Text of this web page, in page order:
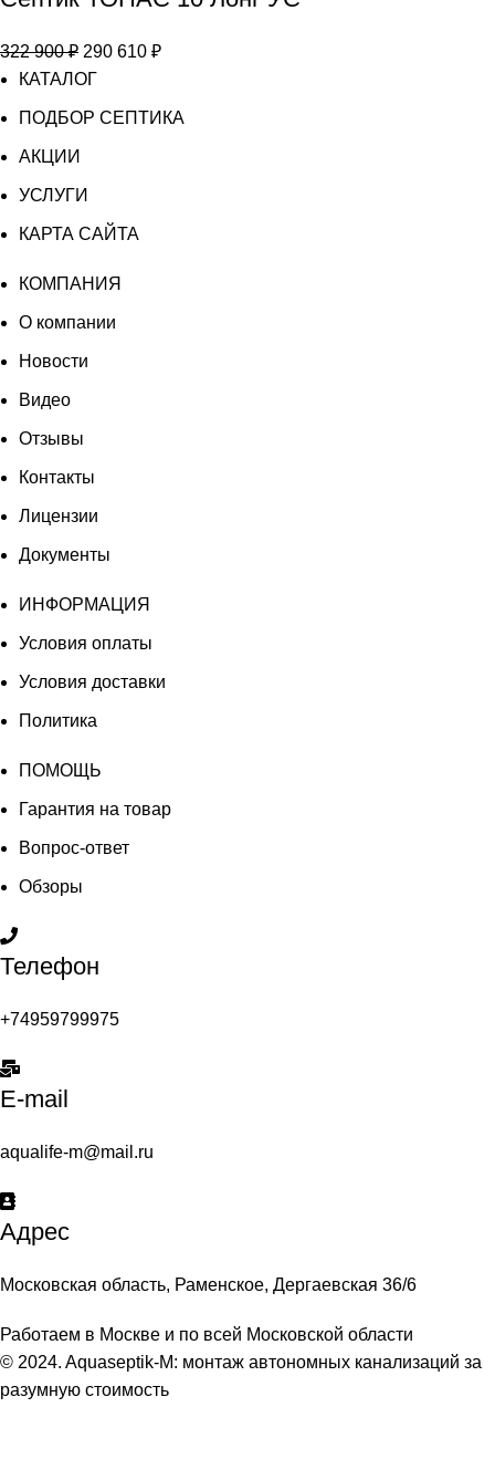
10
Лонг
УС
322 900₽ Первоначальная
цена
290 610 ₽Текущая
КАТАЛОГ
ПОДБОР СЕПТИКА
АКЦИИ
УСЛУГИ
КАРТА САЙТА
КОМПАНИЯ
О компании
Новости
Видео
Отзывы
Контакты
Лицензии
Документы
ИНФОРМАЦИЯ
Условия оплаты
Условия доставки
Политика
ПОМОЩЬ
Гарантия на товар
Вопрос-ответ
Обзоры
Телефон
+74959799975
E-mail
aqualife-m@mail.ru
Адрес
Московская область, Раменское, Дергаевская 36/6
Работаем в Москве и по всей Московской области
© 2024. Aquaseptik-M: монтаж автономных канализаций за
разумную стоимость